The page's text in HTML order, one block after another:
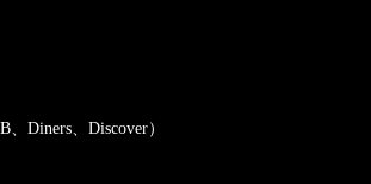
Diners、Discover）